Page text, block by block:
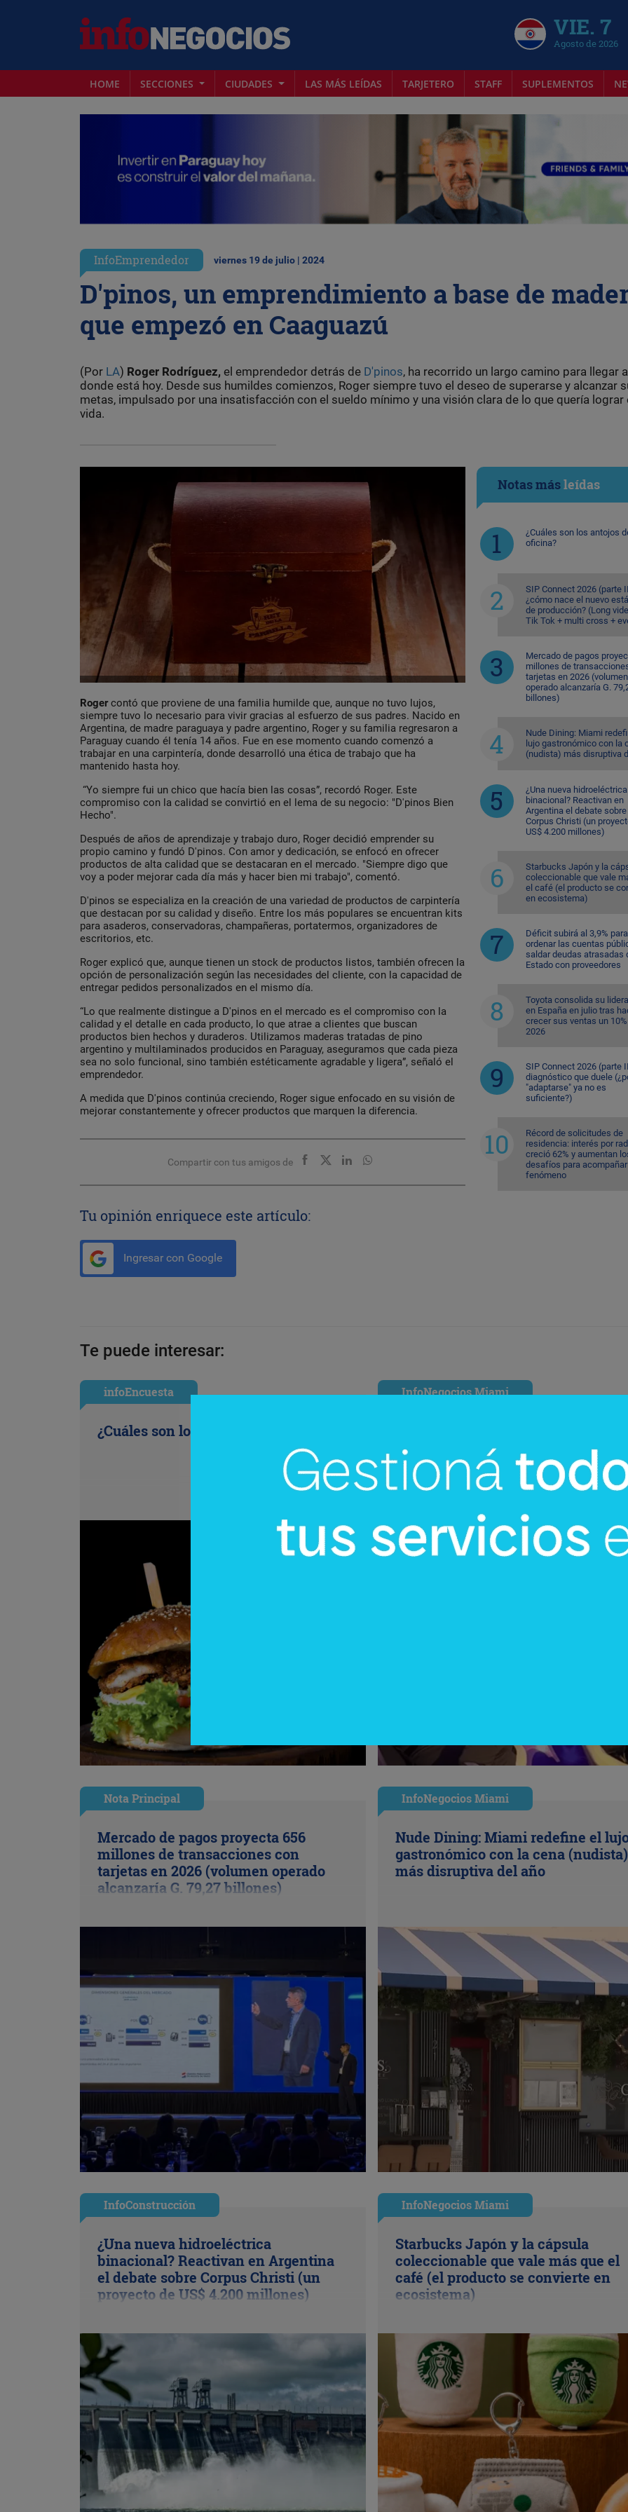
VIE. 7
Agosto de 2026
HOME SECCIONES CIUDADES LAS MÁS LEÍDAS TARJETERO STAFF SUPLEMENTOS
InfoEmprendedor viernes 19 de julio | 2024
D'pinos, un emprendimiento a base de
que empezó en Caaguazú
(Por LA) Roger Rodríguez, el emprendedor detrás de D'pinos, ha recorrido un largo camino para llegar a
donde está hoy. Desde sus humildes comienzos, Roger siempre tuvo el deseo de superarse y alcanzar
metas, impulsado por una insatisfacción con el sueldo mínimo y una visión clara de lo que quería lograr
vida.
Rogercontó que proviene de una familia humilde que, aunque no tuvo lujos,
siempre tuvo lo necesario para vivir gracias al esfuerzo de sus padres. Nacido en
Argentina, de madre paraguaya y padre argentino, Roger y su familia regresaron a
Paraguay cuando él tenía 14 años. Fue en ese momento cuando comenzó a
trabajar en una carpintería, donde desarrolló una ética de trabajo que ha
mantenido hasta hoy.
“Yo siempre fui un chico que hacía bien las cosas”, recordó Roger. Este
compromiso con la calidad se convirtió en el lema de su negocio: "D'pinos Bien
Hecho".
Después de años de aprendizaje y trabajo duro, Roger decidió emprender su
propio camino y fundó D'pinos. Con amor y dedicación, se enfocó en ofrecer
productos de alta calidad que se destacaran en el mercado. "Siempre digo que
voy a poder mejorar cada día más y hacer bien mi trabajo", comentó.
D'pinos se especializa en la creación de una variedad de productos de carpintería
que destacan por su calidad y diseño. Entre los más populares se encuentran kits
para asaderos, conservadoras, champañeras, portatermos, organizadores de
escritorios, etc.
Roger explicó que, aunque tienen un stock de productos listos, también ofrecen la
opción de personalización según las necesidades del cliente, con la capacidad de
entregar pedidos personalizados en el mismo día.
“Lo que realmente distingue a D'pinos en el mercado es el compromiso con la
calidad y el detalle en cada producto, lo que atrae a clientes que buscan
productos bien hechos y duraderos. Utilizamos maderas tratadas de pino
argentino y multilaminados producidos en Paraguay, aseguramos que cada pieza
sea no solo funcional, sino también estéticamente agradable y ligera”, señaló el
emprendedor.
A medida que D'pinos continúa creciendo, Roger sigue enfocado en su visión de
mejorar constantemente y ofrecer productos que marquen la diferencia.
Compartir con tus amigos de
Tu opinión enriquece este artículo:
Ingresar con Google
Notas másleídas
¿Cuáles son los antojos
oficina?
SIP Connect 2026 (parte
¿cómo nace el nuevo
de producción? (Long
Tik Tok + multi cross +
Mercado de pagos
millones de
tarjetas en 2026 (volumen
operado alcanzaría G.
billones)
Nude Dining: Miami
lujo gastronómico con la
(nudista) más disruptiva
¿Una nueva hidroeléctrica
binacional? Reactivan en
Argentina el debate sobre
Corpus Christi (un
US$ 4.200 millones)
Starbucks Japón y la
coleccionable que vale
el café (el producto se
en ecosistema)
Déficit subirá al 3,9% para
ordenar las cuentas
saldar deudas atrasadas
Estado con proveedores
Toyota consolida su
en España en julio tras
crecer sus ventas un
2026
SIP Connect 2026 (parte
diagnóstico que duele
"adaptarse" ya no es
suficiente?)
Récord de solicitudes de
residencia: interés por
creció 62% y aumentan
desafíos para
fenómeno
Te puede interesar:
infoEncuesta
¿Cuáles son los antojos de la oficina?
InfoNegocios Miami
nace el nuevo estándar de
producción? (Long video + Tik Tok
multi cross + eventos)
Nota Principal
Mercado de pagos proyecta 656
millones de transacciones con
tarjetas en 2026 (volumen operado
alcanzaría G. 79,27 billones)
InfoNegocios Miami
Nude Dining: Miami redefine el
gastronómico con la cena (nudista)
más disruptiva del año
InfoConstrucción
¿Una nueva hidroeléctrica
binacional? Reactivan en Argentina
el debate sobre Corpus Christi (un
proyecto de US$ 4.200 millones)
InfoNegocios Miami
Starbucks Japón y la cápsula
coleccionable que vale más que el
café (el producto se convierte en
ecosistema)